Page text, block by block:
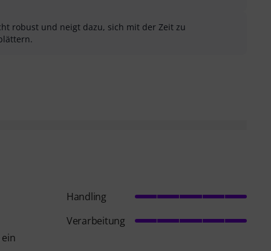
robust und neigt dazu, sich mit der Zeit zu
als hilfreichals nicht hilfreich
Handling
Verarbeitung